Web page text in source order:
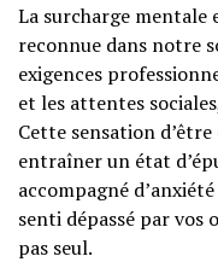
La surcharge mentale
reconnue dans notre
exigences
et les attentes
Cette sensation
entraîner un état
accompagné
senti dépassé par vos
pas seul.